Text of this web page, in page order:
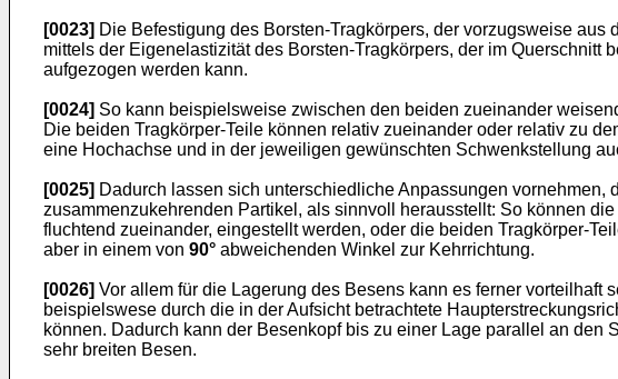
[0023] Die Befestigung des Borsten-Tragkörpers, der vorzugsweise
mittels der Eigenelastizität des Borsten-Tragkörpers, der im
aufgezogen werden kann.
[0024] So kann beispielsweise zwischen den beiden zueinander
Die beiden Tragkörper-Teile können relativ zueinander oder relativ zu
eine Hochachse und in der jeweiligen gewünschten Schwenkstellung
[0025] Dadurch lassen sich unterschiedliche Anpassungen
zusammenzukehrenden Partikel, als sinnvoll herausstellt: So können
fluchtend zueinander, eingestellt werden, oder die beiden Tragkörper-
aber in einem von 90° abweichenden Winkel zur Kehrrichtung.
[0026] Vor allem für die Lagerung des Besens kann es ferner
beispielswese durch die in der Aufsicht betrachtete
können. Dadurch kann der Besenkopf bis zu einer Lage parallel an
sehr breiten Besen.